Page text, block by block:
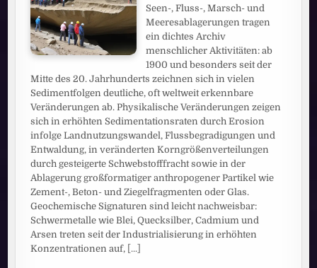
Seen-, Fluss-, Marsch- und
Meeresablagerungen tragen
ein dichtes Archiv
menschlicher Aktivitäten: ab
1900 und besonders seit der
Mitte des 20. Jahrhunderts zeichnen sich in vielen
Sedimentfolgen deutliche, oft weltweit erkennbare
Veränderungen ab. Physikalische Veränderungen zeigen
sich in erhöhten Sedimentationsraten durch Erosion
infolge Landnutzungswandel, Flussbegradigungen und
Entwaldung, in veränderten Korngrößenverteilungen
durch gesteigerte Schwebstofffracht sowie in der
Ablagerung großformatiger anthropogener Partikel wie
Zement-, Beton- und Ziegelfragmenten oder Glas.
Geochemische Signaturen sind leicht nachweisbar:
Schwermetalle wie Blei, Quecksilber, Cadmium und
Arsen treten seit der Industrialisierung in erhöhten
Konzentrationen auf, [...]